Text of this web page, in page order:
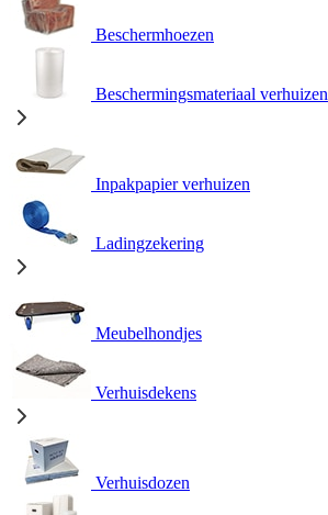
Beschermhoezen
Beschermingsmateriaal verhuizen
Inpakpapier verhuizen
Ladingzekering
Meubelhondjes
Verhuisdekens
Verhuisdozen